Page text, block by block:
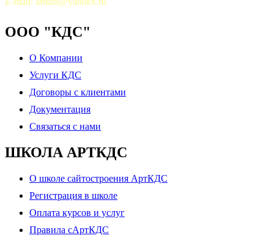
ООО "КДС"
О Компании
Услуги КДС
Договоры с клиентами
Документация
Связаться с нами
ШКОЛА АРТКДС
О школе сайтостроения АртКДС
Регистрация в школе
Оплата курсов и услуг
Правила сАртКДС